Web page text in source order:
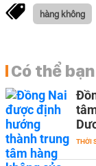
hàng không
Có thể
THỜI